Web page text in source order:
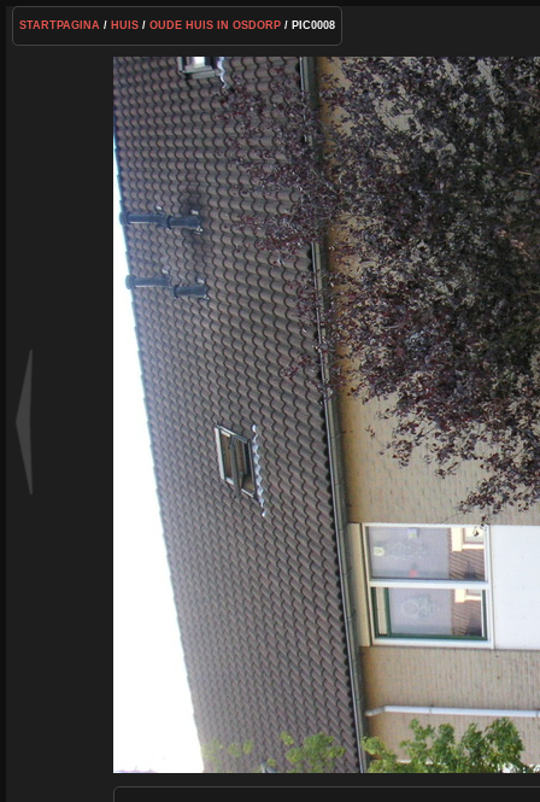
STARTPAGINA / HUIS/ OUDE HUIS IN OSDORP/ PIC0008